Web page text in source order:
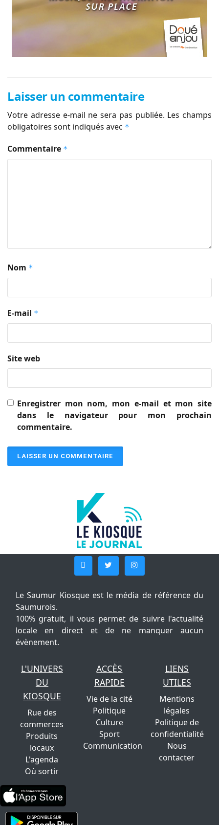
Laisser un commentaire
Votre adresse e-mail ne sera pas publiée. Les champs
obligatoires sont indiqués avec *
Commentaire *
Nom *
E-mail *
Site web
Enregistrer mon nom, mon e-mail et mon site
dans le navigateur pour mon prochain
commentaire.
Le Saumur Kiosque est le média de référence du
Saumurois.
100% gratuit, il vous permet de suivre l'actualité
locale en direct et de ne manquer aucun
évènement.
L'UNIVERS
DU
KIOSQUE
Rue des
commerces
Produits
locaux
L'agenda
Où sortir
ACCÈS
RAPIDE
Vie de la cité
Politique
Culture
Sport
Communication
LIENS
UTILES
Mentions
légales
Politique de
confidentialité
Nous
contacter